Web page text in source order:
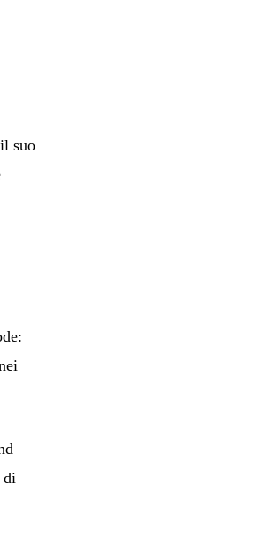
suo
—
di